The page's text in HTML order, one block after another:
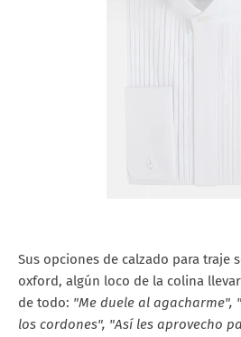
Sus opciones de calzado para traje
oxford, algún loco de la colina
de todo: "Me duele al agacharme",
los cordones", "Así les aprovecho